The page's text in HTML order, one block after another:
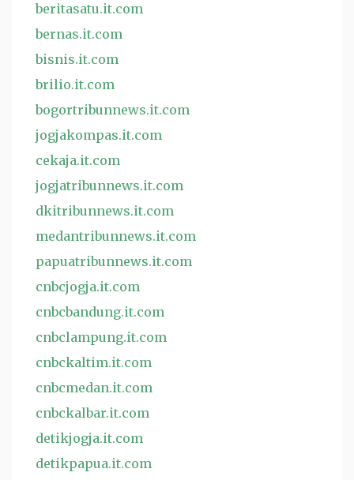
beritasatu.it.com
bernas.it.com
bisnis.it.com
brilio.it.com
bogortribunnews.it.com
jogjakompas.it.com
cekaja.it.com
jogjatribunnews.it.com
dkitribunnews.it.com
medantribunnews.it.com
papuatribunnews.it.com
cnbcjogja.it.com
cnbcbandung.it.com
cnbclampung.it.com
cnbckaltim.it.com
cnbcmedan.it.com
cnbckalbar.it.com
detikjogja.it.com
detikpapua.it.com